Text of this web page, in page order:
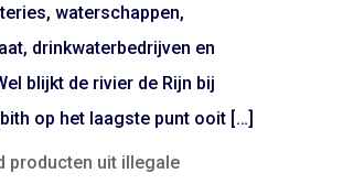
waterschappen,
drinkwaterbedrijven en
blijkt de rivier de Rijn bij
op het laagste punt ooit […]
producten uit illegale